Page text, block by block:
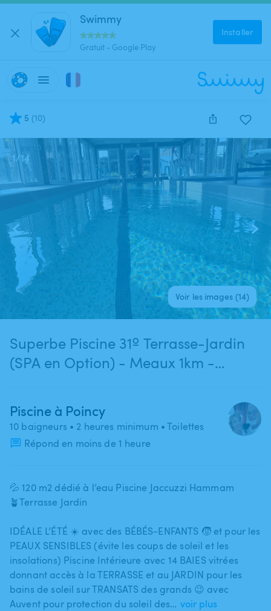
Swimmy
Gratuit - Google Play
Installer
5 (10)
1/14
Voir les images (14)
Superbe Piscine 31º Terrasse-Jardin
(SPA en Option) - Meaux 1km -
Piscine à Poincy
10 baigneurs • 2 heures minimum • Toilettes
Répond en moins de 1 heure
💦 120 m2 dédié à l’eau Piscine Jaccuzzi Hammam
🪴Terrasse Jardin
IDÉALE L’ÉTÉ ☀️ avec des BÉBÉS-ENFANTS 🧒 et pour les
PEAUX SENSIBLES (évite les coups de soleil et les
insolations) Piscine Intérieure avec 14 BAIES vitrées
donnant accès à la TERRASSE et au JARDIN pour les
bains de soleil sur TRANSATS des grands 😉 avec
Auvent pour protection du soleil des… voir plus